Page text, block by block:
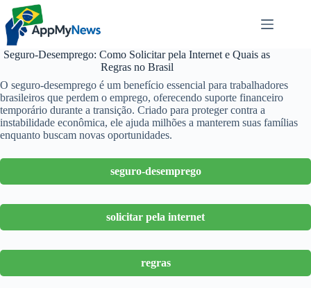
Pular
para
conteúdo
Seguro-Desemprego: Como Solicitar pela Internet e Quais as
Regras no Brasil
O seguro-desemprego é um benefício essencial para trabalhadores
brasileiros que perdem o emprego, oferecendo suporte financeiro
temporário durante a transição. Criado para proteger contra a
instabilidade econômica, ele ajuda milhões a manterem suas famílias
enquanto buscam novas oportunidades.
seguro-desemprego
solicitar pela internet
regras